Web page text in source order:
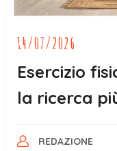
14/07/2026
Esercizio
la ricerca
REDAZIONE